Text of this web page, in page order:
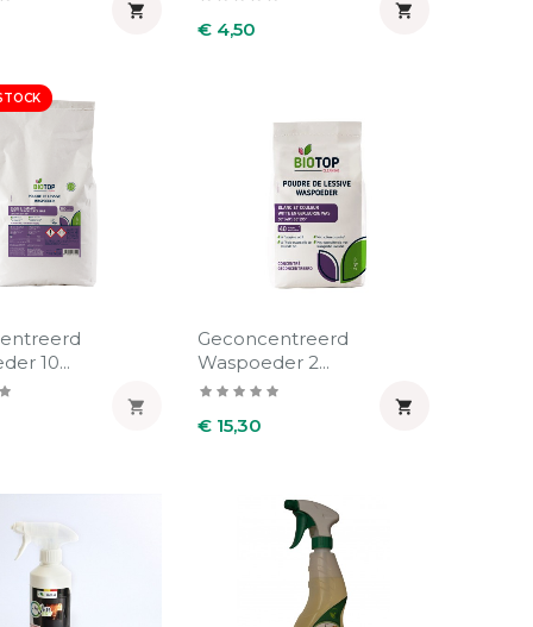

Prijs
€ 4,50

10...

Geconcentreerd
Waspoeder 2...
Prijs
€ 15,30
